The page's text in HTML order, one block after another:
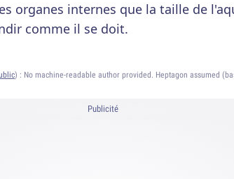
organes internes que la taille de
comme il se doit.
) : No machine-readable author provided. Heptagon assumed
Publicité